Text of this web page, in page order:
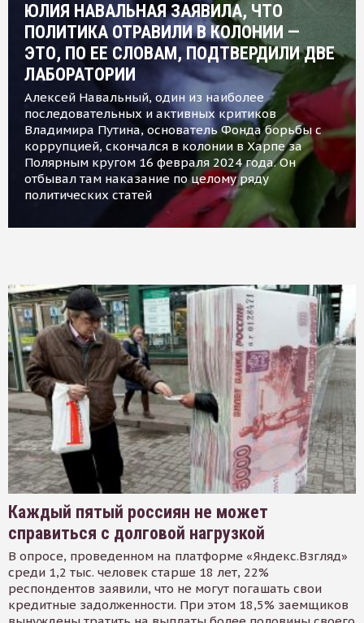
ЮЛИЯ НАВАЛЬНАЯ ЗАЯВИЛА, ЧТО
ПОЛИТИКА ОТРАВИЛИ В КОЛОНИИ —
ЭТО, ПО ЕЕ СЛОВАМ, ПОДТВЕРДИЛИ ДВЕ
ЛАБОРАТОРИИ
Алексей Навальный, один из наиболее
последовательных и активных критиков
Владимира Путина, основатель Фонда борьбы с
коррупцией, скончался в колонии в Харпе за
Полярным кругом 16 февраля 2024 года. Он
отбывал там наказание по целому ряду
политических статей
Каждый пятый россиян не может
справиться с долговой нагрузкой
В опросе, проведенном на платформе «Яндекс.Взгляд»
среди 1,2 тыс. человек старше 18 лет, 22%
респондентов заявили, что не могут погашать свои
кредитные задолженности. При этом 18,5% заемщиков